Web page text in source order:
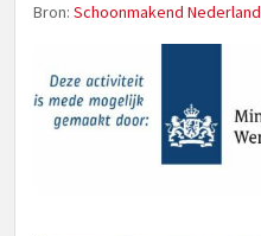
Bron: Schoonmakend Nederland